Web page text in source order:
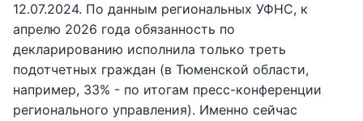
12.07.2024. По данным региональных УФНС, к
апрелю 2026 года обязанность по
декларированию исполнила только треть
подотчетных граждан (в Тюменской области,
например, 33% - по итогам пресс-конференции
регионального управления). Именно сейчас